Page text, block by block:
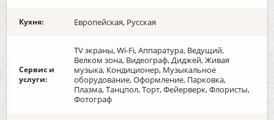
Кухня: Европейская, Русская
Сервис и
услуги:
TV экраны, Wi-Fi, Аппаратура, Ведущий,
Велком зона, Видеограф, Диджей, Живая
музыка, Кондиционер, Музыкальное
оборудование, Оформление, Парковка,
Плазма, Танцпол, Торт, Фейерверк, Флористы,
Фотограф